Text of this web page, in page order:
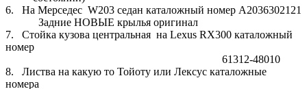
6. На Мерседес W203 седан каталожный номер A2036302121
Задние НОВЫЕ крылья оригинал
7. Стойка кузова центральная на Lexus RX300 каталожный
номер
61312-48010
8. Листва на какую то Тойоту или Лексус каталожные
номера